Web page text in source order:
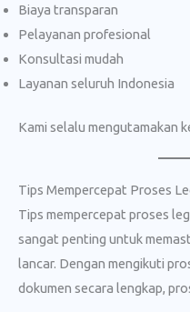
Biaya transparan
Pelayanan profesional
Konsultasi mudah
Layanan seluruh Indonesia
Kami selalu mengutamakan
Tips Mempercepat Proses
Tips mempercepat proses
sangat penting untuk
lancar. Dengan mengikuti
dokumen secara lengkap,